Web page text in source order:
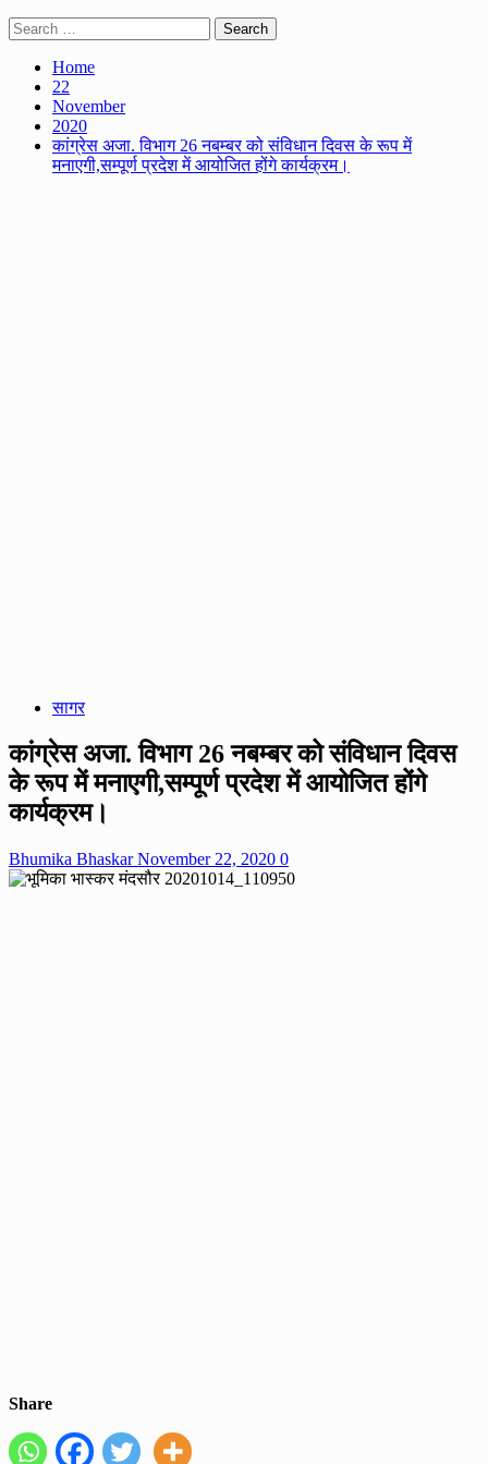
Search
for:
Home
22
November
2020
कांग्रेस अजा. विभाग 26 नबम्बर को संविधान दिवस के रूप में
मनाएगी,सम्पूर्ण प्रदेश में आयोजित होंगे कार्यक्रम।
सागर
कांग्रेस अजा. विभाग 26 नबम्बर को संविधान दिवस
के रूप में मनाएगी,सम्पूर्ण प्रदेश में आयोजित होंगे
कार्यक्रम।
Bhumika BhaskarNovember 22, 2020 0
Share